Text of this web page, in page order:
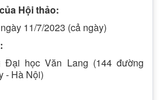
Hội thảo:
ngày 11/7/2023 (cả ngày)
Đại học Văn Lang (144 đường
- Hà Nội)